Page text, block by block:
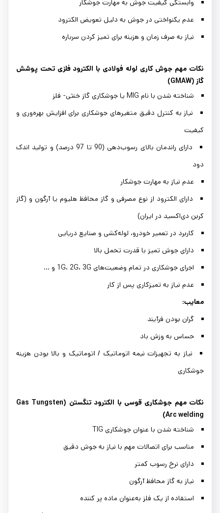
وابستگی کیفیت جوش به مهارت جوشکار
عدم یکنواختی در جوش به دلیل تعویض الکترود
نیاز به صرف زمان و هزینه برای تمیز کردن سرباره
نکات مهم جوش کاری لوله فولادی با الکترود فلزی تحت پوشش
گاز (GMAW)
شناخته شدن با نام MIG یا جوشکاری گاز خنثی- فلز
نیاز به کنترل دقیق متغیرهای جوشکاری برای افزایش بهره‌وری و
کیفیت
دارای راندمان بالای رسوب‌دهی (90 تا 97 درصد) و تولید اندک
دود
عدم نیاز به مهارت جوشکار
دارای الکترود از نوع مصرفی و گاز محافظ هلیوم یا آرگون و (گاز
کربن دی‌اکسید در ایران)
کاربرد در تعمیر خودرو، لوله‌کشی و صنایع دریایی
دارای جوش تمیز با قدرت تحمل بالا
اجرای جوشکاری در تمام وضعیت‌های 1G، 2G، 3G و ...
عدم نیاز به تمیزکاری پس از کار
معایب:
گران بودن فرآیند
حساس به وزش باد
نیاز به تجهیزات نیمه اتوماتیک / اتوماتیک و بالا بودن هزینه
جوشکاری
نکات مهم جوشکاری قوسی با الکترود تنگستن (Gas Tungsten
Arc welding)
شناخته شدن با عنوان جوشکاری TIG
مناسب برای اتصالات مهم با نیاز به جوش دقیق
دارای نرخ رسوب کمتر
نیاز به گاز محافظ آرگون
استفاده از یک فلز به‌عنوان ماده پر کننده